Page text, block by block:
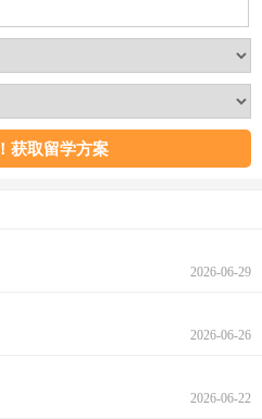
2026-06-29
2026-06-26
2026-06-22